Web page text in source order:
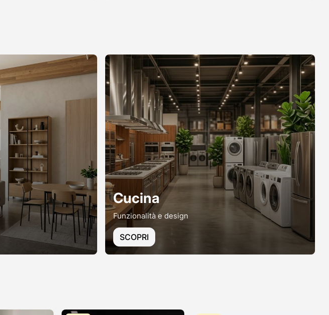
Cucina
Funzionalità e design
SCOPRI